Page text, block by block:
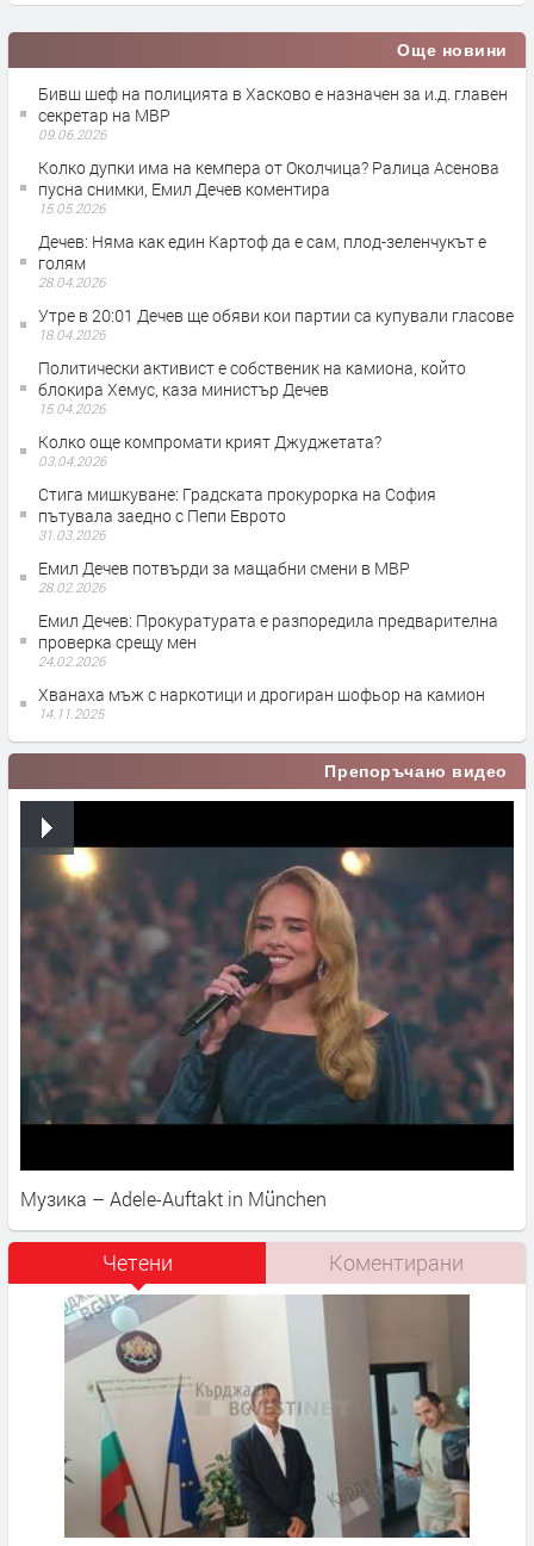
Още новини
Бивш шеф на полицията в Хасково е назначен за и.д. главен
секретар на МВР
09.06.2026
Колко дупки има на кемпера от Околчица? Ралица Асенова
пусна снимки, Емил Дечев коментира
15.05.2026
Дечев: Няма как един Картоф да е сам, плод-зеленчукът е
голям
28.04.2026
Утре в 20:01 Дечев ще обяви кои партии са купували гласове
18.04.2026
Политически активист е собственик на камиона, който
блокира Хемус, каза министър Дечев
15.04.2026
Колко още компромати крият Джуджетата?
03.04.2026
Стига мишкуване: Градската прокурорка на София
пътувала заедно с Пепи Еврото
31.03.2026
Емил Дечев потвърди за мащабни смени в МВР
28.02.2026
Емил Дечев: Прокуратурата е разпоредила предварителна
проверка срещу мен
24.02.2026
Хванаха мъж с наркотици и дрогиран шофьор на камион
14.11.2025
Препоръчано видео
Музика – Adele-Auftakt in München
Четени Коментирани